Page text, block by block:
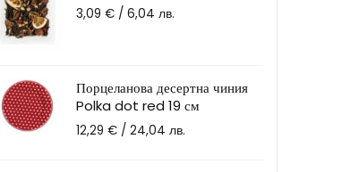
3,09 € / 6,04 лв.
Порцеланова десертна чиния
Polka dot red 19 см
12,29 € / 24,04 лв.